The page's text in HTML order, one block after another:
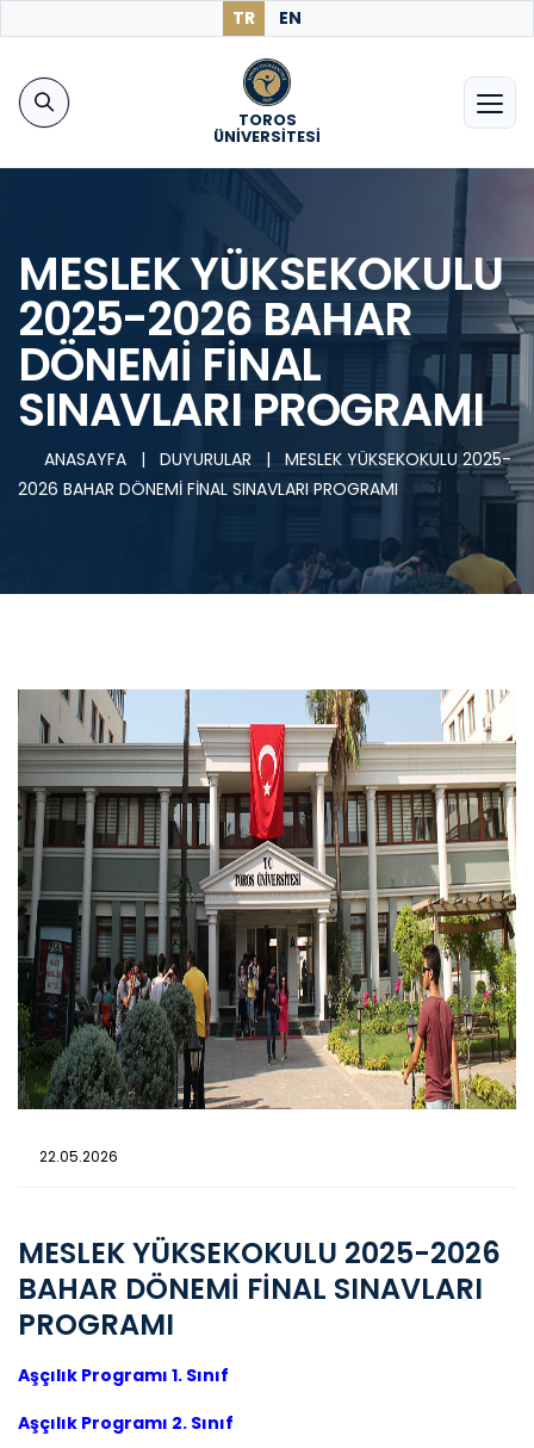
TR EN
TOROS
ÜNİVERSİTESİ
MESLEK YÜKSEKOKULU
2025-2026 BAHAR
DÖNEMİ FİNAL
SINAVLARI PROGRAMI
ANASAYFA | DUYURULAR | MESLEK YÜKSEKOKULU 2025-
2026 BAHAR DÖNEMİ FİNAL SINAVLARI PROGRAMI
22.05.2026
MESLEK YÜKSEKOKULU 2025-2026
BAHAR DÖNEMİ FİNAL SINAVLARI
PROGRAMI
Aşçılık Programı 1. Sınıf
Aşçılık Programı 2. Sınıf